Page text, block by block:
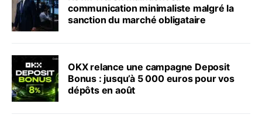
communication minimaliste malgré la
sanction du marché obligataire
OKX relance une campagne Deposit
Bonus : jusqu’à 5 000 euros pour vos
dépôts en août